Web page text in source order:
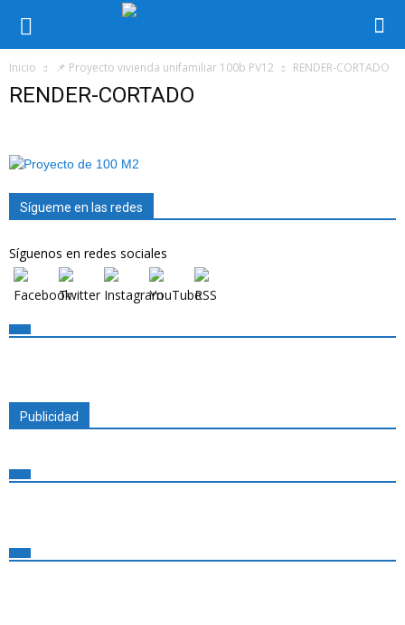
Inicio 📌 Proyecto vivienda unifamiliar 100b PV12 RENDER-CORTADO
RENDER-CORTADO
Sígueme en las redes
Síguenos en redes sociales
Publicidad